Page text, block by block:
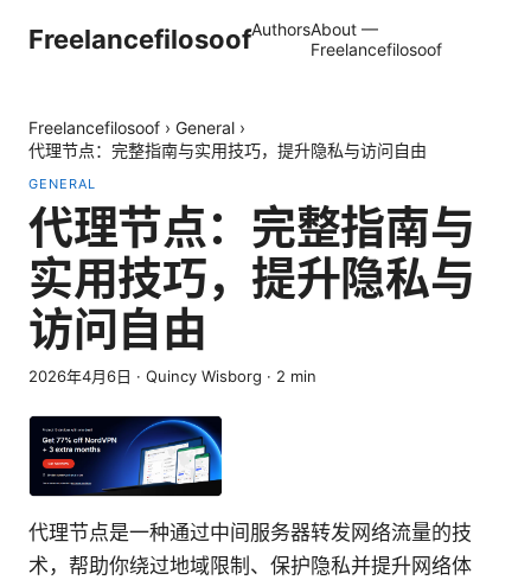
FreelancefilosoofAuthorsAbout —
Freelancefilosoof
Freelancefilosoof › General ›
代理节点：完整指南与实用技巧，提升隐私与访问自由
GENERAL
代理节点：完整指南与
实用技巧，提升隐私与
访问自由
2026年4月6日 · Quincy Wisborg · 2 min
代理节点是一种通过中间服务器转发网络流量的技
术，帮助你绕过地域限制、保护隐私并提升网络体